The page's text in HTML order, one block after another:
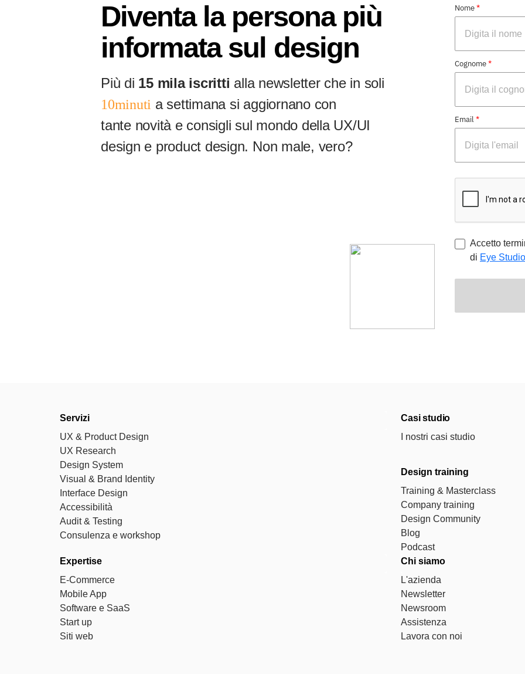
Diventa la persona più
informata sul design
Più di 15 mila iscritti alla newsletter che in soli
10minuti a settimana si aggiornano con
tante novità e consigli sul mondo della UX/UI
design e product design. Non male, vero?
Nome*
Cognome*
Email*
Accetto
di Eye
Servizi
UX & Product Design
UX Research
Design System
Visual & Brand Identity
Interface Design
Accessibilità
Audit & Testing
Consulenza e workshop
Casi studio
I nostri casi studio
Design training
Training & Masterclass
Company training
Design Community
Blog
Podcast
Expertise
E-Commerce
Mobile App
Software e SaaS
Start up
Siti web
Chi siamo
L'azienda
Newsletter
Newsroom
Assistenza
Lavora con noi